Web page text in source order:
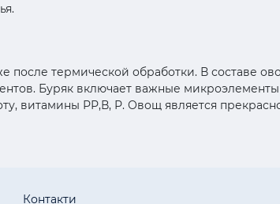
после термической обработки. В составе
Буряк включает важные
витамины РР,В, Р. Овощ является
Контакти